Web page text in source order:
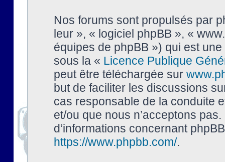
Nos forums sont propulsés par
leur », « logiciel phpBB », «
équipes de phpBB ») qui est
sous la « Licence Publique
peut être téléchargée sur
but de faciliter les discussions
cas responsable de la conduite
et/ou que nous n’acceptons
d’informations concernant
https://www.phpbb.com/.